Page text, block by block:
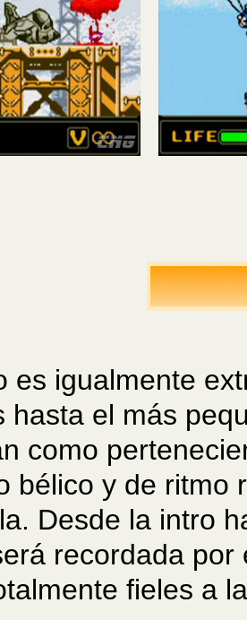
es igualmente
hasta el más
como
bélico y de ritmo
Desde la intro
recordada
fieles a